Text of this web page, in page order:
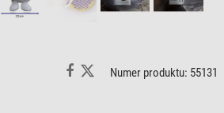
Numer produktu: 55131